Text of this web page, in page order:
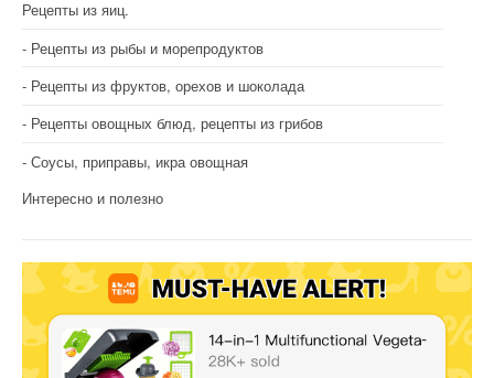
Рецепты из яиц.
Рецепты из рыбы и морепродуктов
Рецепты из фруктов, орехов и шоколада
Рецепты овощных блюд, рецепты из грибов
Соусы, приправы, икра овощная
Интересно и полезно